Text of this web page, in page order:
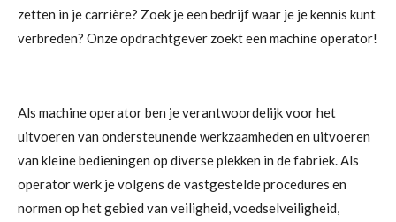
zetten in je carrière? Zoek je een bedrijf waar je je kennis kunt
verbreden? Onze opdrachtgever zoekt een machine operator!
Als machine operator ben je verantwoordelijk voor het
uitvoeren van ondersteunende werkzaamheden en uitvoeren
van kleine bedieningen op diverse plekken in de fabriek. Als
operator werk je volgens de vastgestelde procedures en
normen op het gebied van veiligheid, voedselveiligheid,